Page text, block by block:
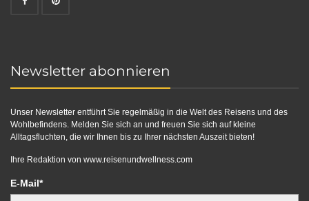
Newsletter abonnieren
Unser Newsletter entführt Sie regelmäßig in die Welt des Reisens und des
Wohlbefindens. Melden Sie sich an und freuen Sie sich auf kleine
Alltagsfluchten, die wir Ihnen bis zu Ihrer nächsten Auszeit bieten!
Ihre Redaktion von www.reisenundwellness.com
E-Mail*